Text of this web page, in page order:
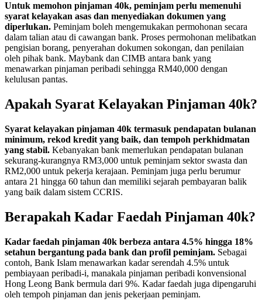
Untuk memohon pinjaman 40k, peminjam perlu memenuhi
syarat kelayakan asas dan menyediakan dokumen yang
diperlukan. Peminjam boleh mengemukakan permohonan secara
dalam talian atau di cawangan bank. Proses permohonan melibatkan
pengisian borang, penyerahan dokumen sokongan, dan penilaian
oleh pihak bank. Maybank dan CIMB antara bank yang
menawarkan pinjaman peribadi sehingga RM40,000 dengan
kelulusan pantas.
Apakah Syarat Kelayakan Pinjaman 40k?
Syarat kelayakan pinjaman 40k termasuk pendapatan bulanan
minimum, rekod kredit yang baik, dan tempoh perkhidmatan
yang stabil. Kebanyakan bank memerlukan pendapatan bulanan
sekurang-kurangnya RM3,000 untuk peminjam sektor swasta dan
RM2,000 untuk pekerja kerajaan. Peminjam juga perlu berumur
antara 21 hingga 60 tahun dan memiliki sejarah pembayaran balik
yang baik dalam sistem CCRIS.
Berapakah Kadar Faedah Pinjaman 40k?
Kadar faedah pinjaman 40k berbeza antara 4.5% hingga 18%
setahun bergantung pada bank dan profil peminjam. Sebagai
contoh, Bank Islam menawarkan kadar serendah 4.5% untuk
pembiayaan peribadi-i, manakala pinjaman peribadi konvensional
Hong Leong Bank bermula dari 9%. Kadar faedah juga dipengaruhi
oleh tempoh pinjaman dan jenis pekerjaan peminjam.